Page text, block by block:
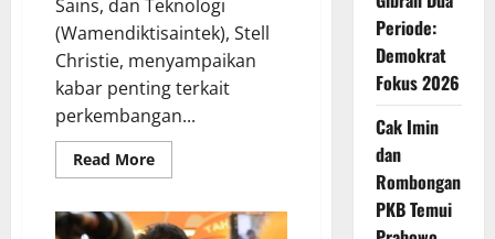
Sains, dan Teknologi
(Wamendiktisaintek), Stell
Christie, menyampaikan
kabar penting terkait
perkembangan...
Read MoreRead
more
Riset
Naik
Periode:
Demokrat
Fokus 2026
Cak Imin
dan
Rombongan
PKB Temui